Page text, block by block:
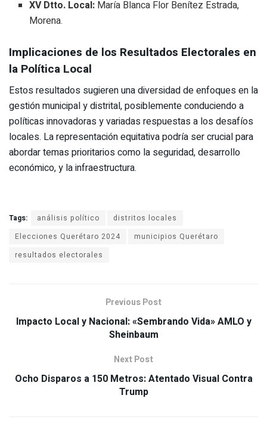
XV Dtto. Local: María Blanca Flor Benítez Estrada,
Morena.
Implicaciones de los Resultados Electorales en
la Política Local
Estos resultados sugieren una diversidad de enfoques en la
gestión municipal y distrital, posiblemente conduciendo a
políticas innovadoras y variadas respuestas a los desafíos
locales. La representación equitativa podría ser crucial para
abordar temas prioritarios como la seguridad, desarrollo
económico, y la infraestructura.
Tags: análisis político
distritos locales
Elecciones Querétaro 2024
municipios Querétaro
resultados electorales
Previous Post
Impacto Local y Nacional: «Sembrando Vida» AMLO y
Sheinbaum
Next Post
Ocho Disparos a 150 Metros: Atentado Visual Contra
Trump